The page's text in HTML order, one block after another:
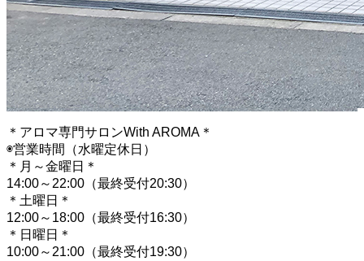
＊アロマ専門サロンWith AROMA＊
◉営業時間（水曜定休日）
＊月～金曜日＊
14:00～22:00（最終受付20:30）
＊土曜日＊
12:00～18:00（最終受付16:30）
＊日曜日＊
10:00～21:00（最終受付19:30）